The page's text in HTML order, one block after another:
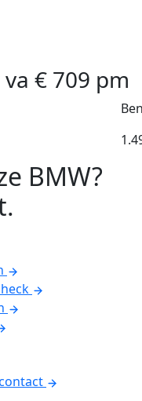
va € 709 pm
BMW?
.